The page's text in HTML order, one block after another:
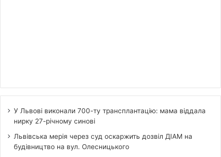
У Львові виконали 700-ту трансплантацію: мама віддала
нирку 27-річному синові
Львівська мерія через суд оскаржить дозвіл ДІАМ на
будівництво на вул. Олесницького